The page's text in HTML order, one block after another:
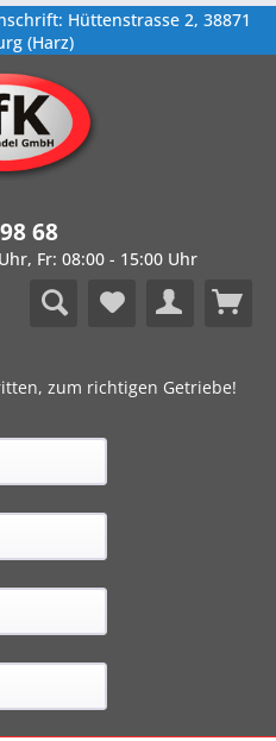
Hüttenstrasse 2, 38871
(Harz)
68
Fr: 08:00 - 15:00 Uhr
zum richtigen Getriebe!